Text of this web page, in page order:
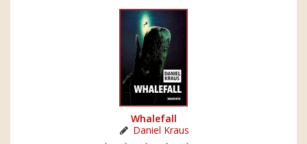
Whalefall
Daniel Kraus